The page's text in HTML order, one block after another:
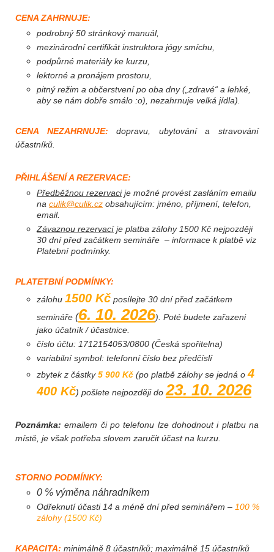
CENA ZAHRNUJE:
podrobný 50 stránkový manuál,
mezinárodní certifikát instruktora jógy smíchu,
podpůrné materiály ke kurzu,
lektorné a pronájem prostoru,
pitný režim a občerstvení po oba dny („zdravé“ a lehké,
aby se nám dobře smálo :o), nezahrnuje velká jídla).
CENA NEZAHRNUJE: dopravu, ubytování a stravování
účastníků.
PŘIHLÁŠENÍ A REZERVACE:
Předběžnou rezervacije možné provést zasláním emailu
na culik@culik.cz obsahujícím: jméno, příjmení, telefon,
email.
Závaznou rezervacíje platba zálohy 1500 Kč nejpozději
30 dní před začátkem semináře – informace k platbě viz
Platební podmínky.
PLATETBNÍ PODMÍNKY:
zálohu 1500 Kč posílejte 30 dní před začátkem
semináře (6. 10. 2026). Poté budete zařazeni
jako účatník / účastnice.
číslo účtu: 1712154053/0800 (Česká spořitelna)
variabilní symbol: telefonní číslo bez předčíslí
zbytek z částky5 900 Kč (po platbě zálohy se jedná o4
400 Kč) pošlete nejpozději do23. 10. 2026
Poznámka: emailem či po telefonu lze dohodnout i platbu na
místě, je však potřeba slovem zaručit účast na kurzu.
STORNO PODMÍNKY:
0 % výměna náhradníkem
Odřeknutí účasti 14 a méně dní před seminářem – 100 %
zálohy (1500 Kč)
KAPACITA: minimálně 8 účastníků; maximálně 15 účastníků